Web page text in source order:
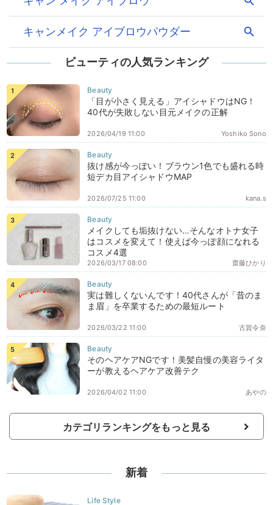
ビューティの人気ランキング
「目が小さく見える」アイシャドウはNG！
40代が失敗しない目元メイクの正解
Yoshiko Sono
2026/04/19 11:00
抜け感が今っぽい！ブラウン1色でも盛れる時
短デカ目アイシャドウMAP
kana.s
2026/07/25 11:00
メイクしても垢抜けない…そんなオトナ女子
はコスメを変えて！使えば今っぽ顔になれる
コスメ4選
齋藤ひかり
2026/03/17 08:00
実は難しくないんです！40代さんが「昔のま
ま眉」を卒業するための最短ルート
古賀令奈
2026/03/22 11:00
そのヘアケアNGです！美髪自慢の美容ライタ
ーが教えるヘアケア改善テク
あやの
2026/04/02 11:00
カテゴリランキングをもっと見る
新着